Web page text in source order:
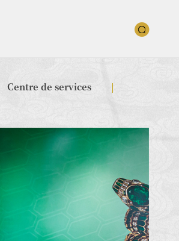
Centre de services